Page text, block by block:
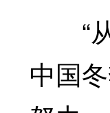
“从
中国